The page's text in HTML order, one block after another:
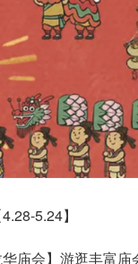
5.24】
庙会】游逛丰富庙